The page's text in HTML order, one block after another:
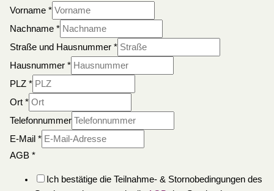
Vorname *
Nachname *
Straße und Hausnummer *
Hausnummer *
PLZ *
Ort *
Telefonnummer
E-Mail *
AGB *
Ich bestätige die Teilnahme- & Stornobedingungen des